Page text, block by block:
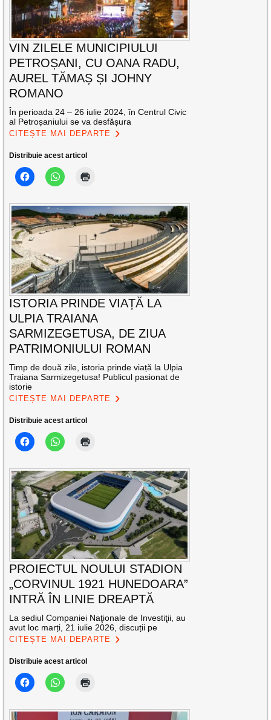
VIN ZILELE MUNICIPIULUI
PETROȘANI, CU OANA RADU,
AUREL TĂMAȘ ȘI JOHNY
ROMANO
În perioada 24 – 26 iulie 2024, în Centrul Civic
al Petroșaniului se va desfășura
CITEȘTE MAI DEPARTE
Distribuie acest articol
ISTORIA PRINDE VIAȚĂ LA
ULPIA TRAIANA
SARMIZEGETUSA, DE ZIUA
PATRIMONIULUI ROMAN
Timp de două zile, istoria prinde viață la Ulpia
Traiana Sarmizegetusa! Publicul pasionat de
istorie
CITEȘTE MAI DEPARTE
Distribuie acest articol
PROIECTUL NOULUI STADION
„CORVINUL 1921 HUNEDOARA”
INTRĂ ÎN LINIE DREAPTĂ
La sediul Companiei Naţionale de Investiţii, au
avut loc marți, 21 iulie 2026, discuții pe
CITEȘTE MAI DEPARTE
Distribuie acest articol